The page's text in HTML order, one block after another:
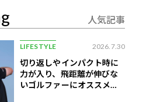
人気記事
LIFESTYLE 2026.7.30
切り返しやインパクト時に
力が入り、飛距離が伸びな
いゴルファーにオススメの